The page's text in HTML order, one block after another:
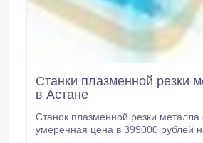
Станки плазменной резки
в Астане
Станок плазменной резки
умеренная цена в 399000 рублей